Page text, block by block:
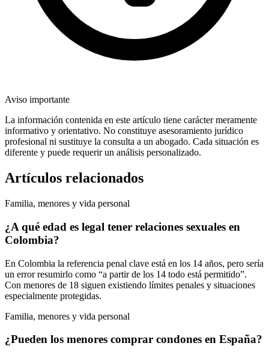
Aviso importante
La información contenida en este artículo tiene carácter meramente
informativo y orientativo. No constituye asesoramiento jurídico
profesional ni sustituye la consulta a un abogado. Cada situación es
diferente y puede requerir un análisis personalizado.
Artículos relacionados
Familia, menores y vida personal
¿A qué edad es legal tener relaciones sexuales en
Colombia?
En Colombia la referencia penal clave está en los 14 años, pero sería
un error resumirlo como “a partir de los 14 todo está permitido”.
Con menores de 18 siguen existiendo límites penales y situaciones
especialmente protegidas.
Familia, menores y vida personal
¿Pueden los menores comprar condones en España?